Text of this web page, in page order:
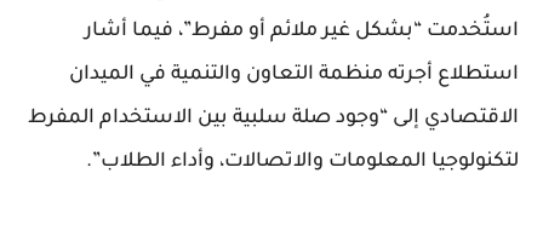
استُخدمت “بشكل غير ملائم أو مفرط”، فيما أشار
استطلاع أجرته منظمة التعاون والتنمية في الميدان
الاقتصادي إلى “وجود صلة سلبية بين الاستخدام المفرط
لتكنولوجيا المعلومات والاتصالات، وأداء الطلاب”.